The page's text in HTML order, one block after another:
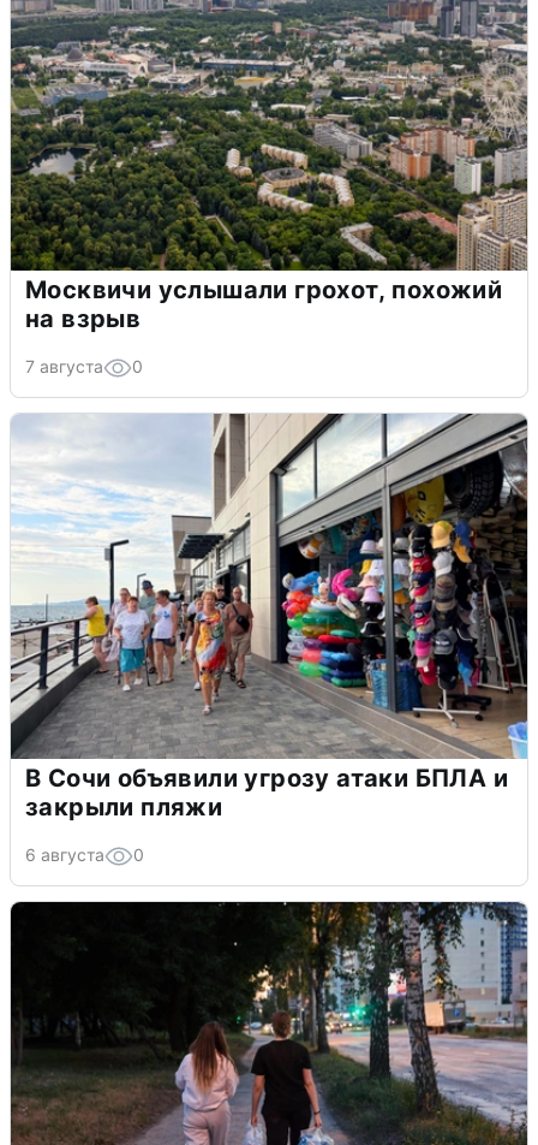
Москвичи услышали грохот, похожий
на взрыв
7 августа 0
В Сочи объявили угрозу атаки БПЛА и
закрыли пляжи
6 августа 0